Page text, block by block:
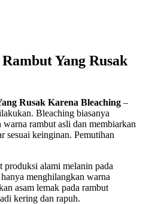
Yang Rusak
Rusak Karena Bleaching –
Bleaching biasanya
rambut asli dan membiarkan
sesuai keinginan. Pemutihan
produksi alami melanin pada
menghilangkan warna
asam lemak pada rambut
kering dan rapuh.